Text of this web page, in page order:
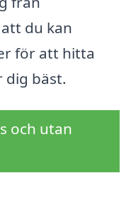
du kan
för att hitta
dig bäst.
och utan